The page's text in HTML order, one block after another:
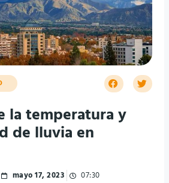
la temperatura y
de lluvia en
mayo 17, 2023 07:30